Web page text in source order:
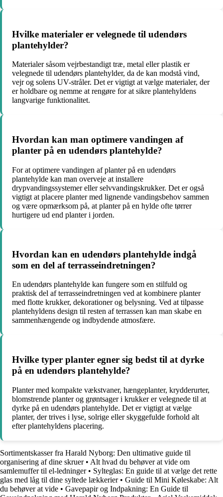
Hvilke materialer er velegnede til udendørs
plantehylder?
Materialer såsom vejrbestandigt træ, metal eller plastik er
velegnede til udendørs plantehylder, da de kan modstå vind,
vejr og solens UV-stråler. Det er vigtigt at vælge materialer, der
er holdbare og nemme at rengøre for at sikre plantehyldens
langvarige funktionalitet.
Hvordan kan man optimere vandingen af
planter på en udendørs plantehylde?
For at optimere vandingen af planter på en udendørs
plantehylde kan man overveje at installere
drypvandingssystemer eller selvvandingskrukker. Det er også
vigtigt at placere planter med lignende vandingsbehov sammen
og være opmærksom på, at planter på en hylde ofte tørrer
hurtigere ud end planter i jorden.
Hvordan kan en udendørs plantehylde indgå
som en del af terrasseindretningen?
En udendørs plantehylde kan fungere som en stilfuld og
praktisk del af terrasseindretningen ved at kombinere planter
med flotte krukker, dekorationer og belysning. Ved at tilpasse
plantehyldens design til resten af terrassen kan man skabe en
sammenhængende og indbydende atmosfære.
Hvilke typer planter egner sig bedst til at dyrke
på en udendørs plantehylde?
Planter med kompakte vækstvaner, hængeplanter, krydderurter,
blomstrende planter og grøntsager i krukker er velegnede til at
dyrke på en udendørs plantehylde. Det er vigtigt at vælge
planter, der trives i lyse, solrige eller skyggefulde forhold alt
efter plantehyldens placering.
Sortimentskasser fra Harald Nyborg: Den ultimative guide til
organisering af dine skruer• Alt hvad du behøver at vide om
samlemuffer til el-ledninger• Sylteglas: En guide til at vælge det rette
glas med låg til dine syltede lækkerier• Guide til Mini Køleskabe: Alt
du behøver at vide • Gavepapir og Indpakning: En Guide til